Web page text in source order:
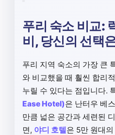
푸리 숙소 비교:
비, 당신의 선택
푸리 지역 숙소의 가장 큰
와 비교했을 때 훨씬 합리
누릴 수 있다는 점입니다.
Ease Hotel)은 난터우 베
만큼 넓은 공간과 세련된
면, 야디 호텔은 5만 원대